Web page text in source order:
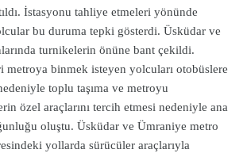
İstasyonu tahliye etmeleri yönünde
bu duruma tepki gösterdi. Üsküdar ve
turnikelerin önüne bant çekildi.
binmek isteyen yolcuları otobüslere
toplu taşıma ve metroyu
özel araçlarını tercih etmesi nedeniyle ana
oluştu. Üsküdar ve Ümraniye metro
yollarda sürücüler araçlarıyla